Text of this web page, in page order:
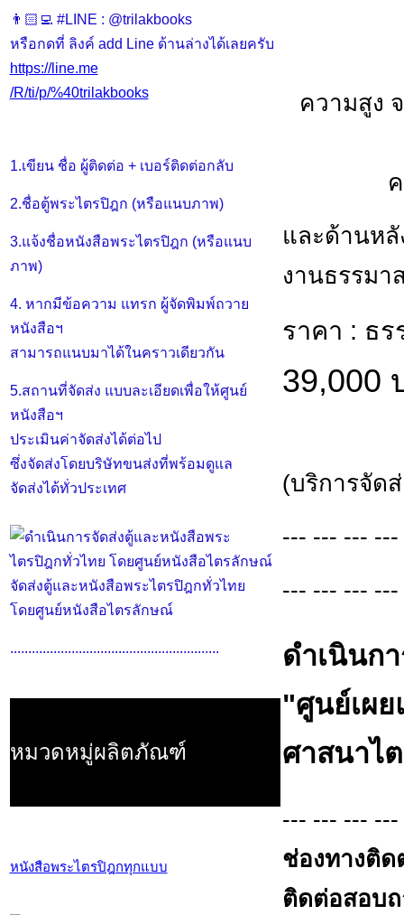
👨🏻‍💻 #LINE : @trilakbooks
หรือกดที่ ลิงค์ add Line ด้านล่างได้เลยครับ
https://line.me
/R/ti/p/%40trilakbooks
1.เขียน ชื่อ ผู้ติดต่อ + เบอร์ติดต่อกลับ
2.ชื่อตู้พระไตรปิฎก (หรือแนบภาพ)
3.แจ้งชื่อหนังสือพระไตรปิฎก (หรือแนบ
ภาพ)
4. หากมีข้อความ แทรก ผู้จัดพิมพ์ถวาย
หนังสือฯ
สามารถแนบมาได้ในคราวเดียวกัน
5.สถานที่จัดส่ง แบบละเอียดเพื่อให้ศูนย์
หนังสือฯ
ประเมินค่าจัดส่งได้ต่อไป
ซึ่งจัดส่งโดยบริษัทขนส่งที่พร้อมดูแล
จัดส่งได้ทั่วประเทศ
จัดส่งตู้และหนังสือพระไตรปิฎกทั่วไทย
โดยศูนย์หนังสือไตรลักษณ์
..........................................................
หมวดหมู่ผลิตภัณฑ์
หนังสือพระไตรปิฎกทุกแบบ
ความสูง
และด้านห
งานธรรม
ราคา : ธ
39,000
(บริการจัด
--- --- ---
--- --- ---
ดำเนินก
"ศูนย์เผ
ศาสนาไ
--- --- ---
ช่องทางติด
ติดต่อสอบถ